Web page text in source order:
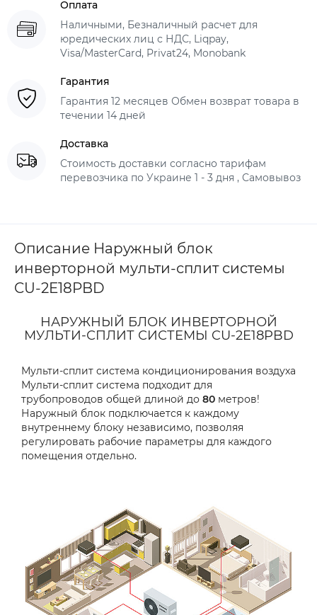
Оплата
Наличными, Безналичный расчет для
юредических лиц с НДС, Liqpay,
Visa/MasterCard, Privat24, Monobank
Гарантия
Гарантия 12 месяцев Обмен возврат товара в
течении 14 дней
Доставка
Стоимость доставки согласно тарифам
перевозчика по Украине 1 - 3 дня , Самовывоз
Описание Наружный блок
инверторной мульти-сплит системы
CU-2E18PBD
НАРУЖНЫЙ БЛОК ИНВЕРТОРНОЙ
МУЛЬТИ-СПЛИТ СИСТЕМЫ CU-2E18PBD
Мульти-сплит система кондиционирования воздуха
Мульти-сплит система подходит для
трубопроводов общей длиной до 80 метров!
Наружный блок подключается к каждому
внутреннему блоку независимо, позволяя
регулировать рабочие параметры для каждого
помещения отдельно.